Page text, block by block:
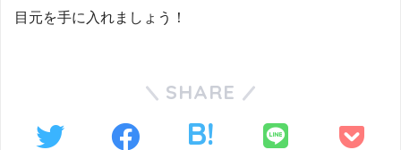
目元を手に入れましょう！
SHARE